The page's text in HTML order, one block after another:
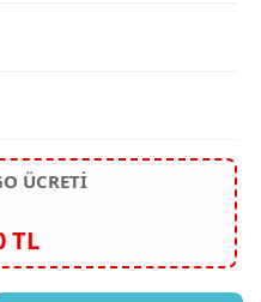
ÜCRETİ
TL